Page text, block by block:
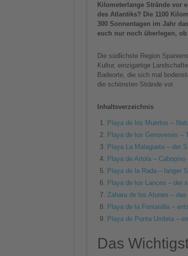
Atlantik
–
die
9
schönsten
Strände
Kilometerlange Strände vor
des Atlantiks? Die 1100
300 Sonnentagen im Jahr
euch nur noch überlegen,
Die südlichste Region
Kultur, einzigartige
Badeorte, die sich mal
die schönsten Strände vor.
Inhaltsverzeichnis
Playa de los Muertos –
Playa de los Genoveses –
Playa La Malagueta – der
Playa de Artola –
Playa de la Rada – langer
Playa de los Lances – der
Zahara de los Atunes –
Playa de la Fontanilla –
Playa de Punta Umbria –
Das